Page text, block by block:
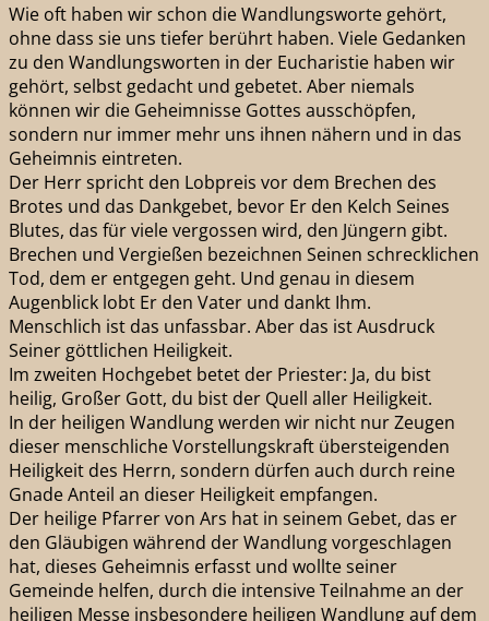
Wie oft haben wir schon die Wandlungsworte gehört,
ohne dass sie uns tiefer berührt haben. Viele Gedanken
zu den Wandlungsworten in der Eucharistie haben wir
gehört, selbst gedacht und gebetet. Aber niemals
können wir die Geheimnisse Gottes ausschöpfen,
sondern nur immer mehr uns ihnen nähern und in das
Geheimnis eintreten.
Der Herr spricht den Lobpreis vor dem Brechen des
Brotes und das Dankgebet, bevor Er den Kelch Seines
Blutes, das für viele vergossen wird, den Jüngern gibt.
Brechen und Vergießen bezeichnen Seinen schrecklichen
Tod, dem er entgegen geht. Und genau in diesem
Augenblick lobt Er den Vater und dankt Ihm.
Menschlich ist das unfassbar. Aber das ist Ausdruck
Seiner göttlichen Heiligkeit.
Im zweiten Hochgebet betet der Priester: Ja, du bist
heilig, Großer Gott, du bist der Quell aller Heiligkeit.
In der heiligen Wandlung werden wir nicht nur Zeugen
dieser menschliche Vorstellungskraft übersteigenden
Heiligkeit des Herrn, sondern dürfen auch durch reine
Gnade Anteil an dieser Heiligkeit empfangen.
Der heilige Pfarrer von Ars hat in seinem Gebet, das er
den Gläubigen während der Wandlung vorgeschlagen
hat, dieses Geheimnis erfasst und wollte seiner
Gemeinde helfen, durch die intensive Teilnahme an der
heiligen Messe insbesondere heiligen Wandlung auf dem